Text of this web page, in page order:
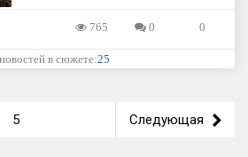
0
0
765
в сюжете:25
5 Следующая >